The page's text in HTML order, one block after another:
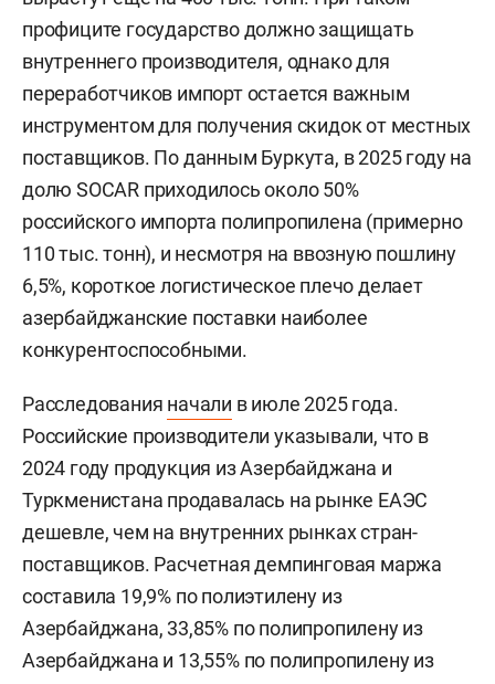
профиците государство должно защищать
внутреннего производителя, однако для
переработчиков импорт остается важным
инструментом для получения скидок от местных
поставщиков. По данным Буркута, в 2025 году на
долю SOCAR приходилось около 50%
российского импорта полипропилена (примерно
110 тыс. тонн), и несмотря на ввозную пошлину
6,5%, короткое логистическое плечо делает
азербайджанские поставки наиболее
конкурентоспособными.
Расследования начали в июле 2025 года.
Российские производители указывали, что в
2024 году продукция из Азербайджана и
Туркменистана продавалась на рынке ЕАЭС
дешевле, чем на внутренних рынках стран-
поставщиков. Расчетная демпинговая маржа
составила 19,9% по полиэтилену из
Азербайджана, 33,85% по полипропилену из
Азербайджана и 13,55% по полипропилену из